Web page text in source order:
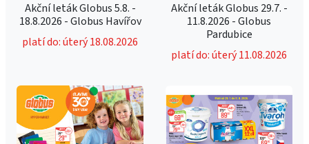
Akční leták Globus 5.8. -
18.8.2026 - Globus Havířov
platí do: úterý 18.08.2026
Akční leták Globus 29.7. -
11.8.2026 - Globus
Pardubice
platí do: úterý 11.08.2026